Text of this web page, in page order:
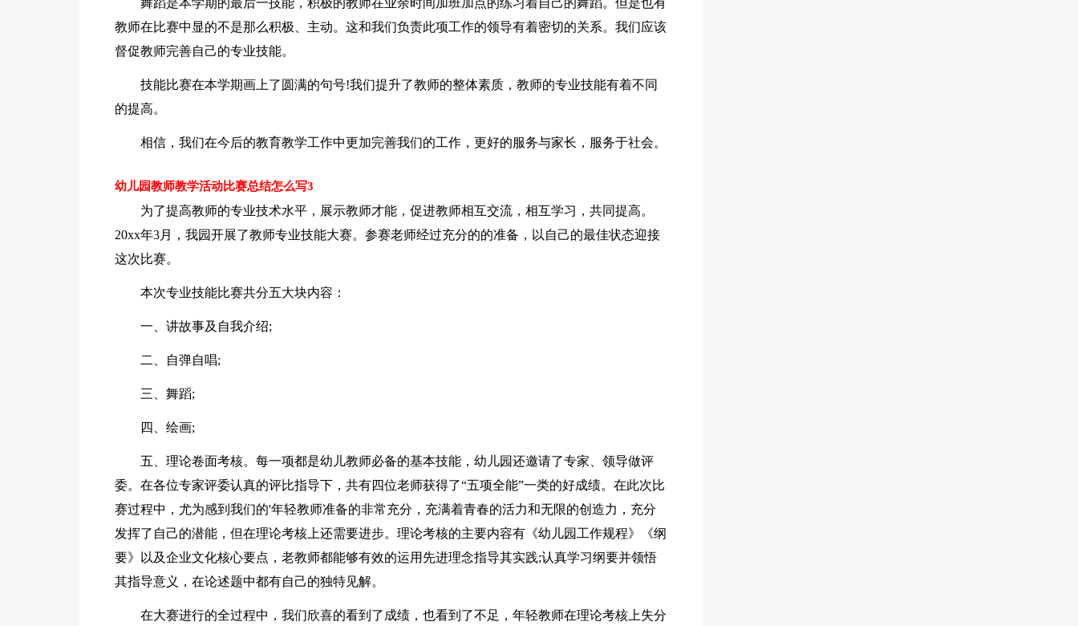
教师在比赛中显的不是那么积极、主动。这和我们负责此项工作的领导有着密切的关系。我们应该
督促教师完善自己的专业技能。
技能比赛在本学期画上了圆满的句号!我们提升了教师的整体素质，教师的专业技能有着不同
的提高。
相信，我们在今后的教育教学工作中更加完善我们的工作，更好的服务与家长，服务于社会。
幼儿园教师教学活动比赛总结怎么写3
为了提高教师的专业技术水平，展示教师才能，促进教师相互交流，相互学习，共同提高。
20xx年3月，我园开展了教师专业技能大赛。参赛老师经过充分的的准备，以自己的最佳状态迎接
这次比赛。
本次专业技能比赛共分五大块内容：
一、讲故事及自我介绍;
二、自弹自唱;
三、舞蹈;
四、绘画;
五、理论卷面考核。每一项都是幼儿教师必备的基本技能，幼儿园还邀请了专家、领导做评
委。在各位专家评委认真的评比指导下，共有四位老师获得了“五项全能”一类的好成绩。在此次比
赛过程中，尤为感到我们的'年轻教师准备的非常充分，充满着青春的活力和无限的创造力，充分
发挥了自己的潜能，但在理论考核上还需要进步。理论考核的主要内容有《幼儿园工作规程》《纲
要》以及企业文化核心要点，老教师都能够有效的运用先进理念指导其实践;认真学习纲要并领悟
其指导意义，在论述题中都有自己的独特见解。
在大赛进行的全过程中，我们欣喜的看到了成绩，也看到了不足，年轻教师在理论考核上失分